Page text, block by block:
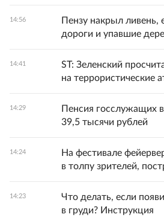
14:56
Пензу накрыл ливень,
дороги и упавшие
14:41
ST: Зеленский
на террористические
14:29
Пенсия госслужащих
39,5 тысячи рублей
14:24
На фестивале
в толпу зрителей,
14:23
Что делать, если
в груди? Инструкция